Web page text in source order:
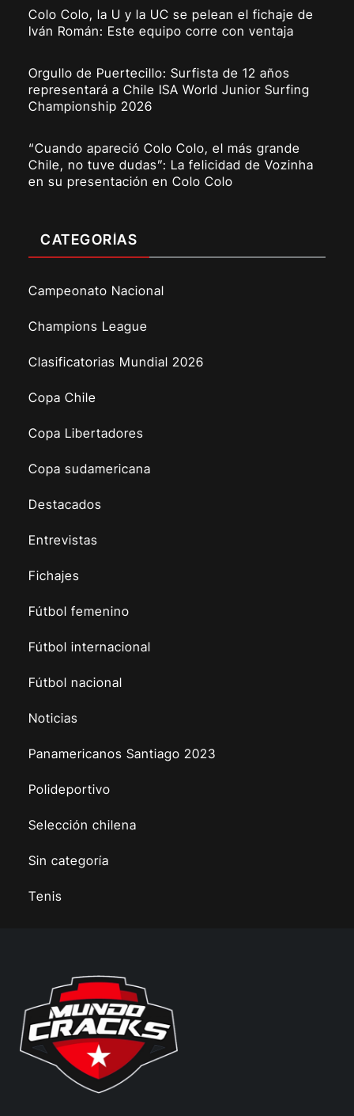
Colo Colo, la U y la UC se pelean el fichaje de
Iván Román: Este equipo corre con ventaja
Orgullo de Puertecillo: Surfista de 12 años
representará a Chile ISA World Junior Surfing
Championship 2026
“Cuando apareció Colo Colo, el más grande
Chile, no tuve dudas”: La felicidad de Vozinha
en su presentación en Colo Colo
CATEGORÍAS
Campeonato Nacional
Champions League
Clasificatorias Mundial 2026
Copa Chile
Copa Libertadores
Copa sudamericana
Destacados
Entrevistas
Fichajes
Fútbol femenino
Fútbol internacional
Fútbol nacional
Noticias
Panamericanos Santiago 2023
Polideportivo
Selección chilena
Sin categoría
Tenis